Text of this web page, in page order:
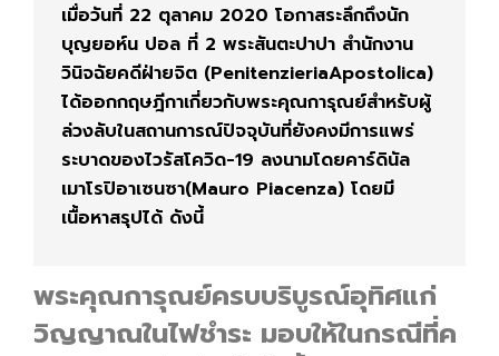
เมื่อวันที่ 22 ตุลาคม 2020 โอกาสระลึกถึงนัก
บุญยอห์น ปอล ที่ 2 พระสันตะปาปา สำนักงาน
วินิจฉัยคดีฝ่ายจิต (PenitenzieriaApostolica)
ได้ออกกฤษฎีกาเกี่ยวกับพระคุณการุณย์สำหรับผู้
ล่วงลับในสถานการณ์ปัจจุบันที่ยังคงมีการแพร่
ระบาดของไวรัสโควิด-19 ลงนามโดยคาร์ดินัล
เมาโรปิอาเซนซา(Mauro Piacenza) โดยมี
เนื้อหาสรุปได้ ดังนี้
พระคุณการุณย์ครบบริบูรณ์อุทิศแก่
วิญญาณในไฟชำระ มอบให้ในกรณีที่ค